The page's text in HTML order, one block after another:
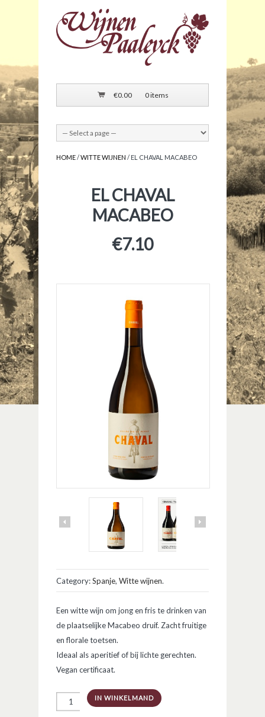
€0.00 0 items
HOME/WITTE WIJNEN / EL CHAVAL MACABEO
EL CHAVAL
MACABEO
€7.10
Category:Spanje, Witte wijnen.
Een witte wijn om jong en fris te drinken van
de plaatselijke Macabeo druif. Zacht fruitige
en florale toetsen.
Ideaal als aperitief of bij lichte gerechten.
Vegan certificaat.
Chaval
IN WINKELMAND